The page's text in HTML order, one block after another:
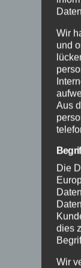
Wir
und
Aus
Die
dies
Wir